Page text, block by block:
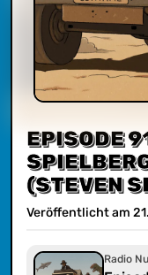
EPISODE
(STEVEN
Veröffentlicht am 21.
Radio